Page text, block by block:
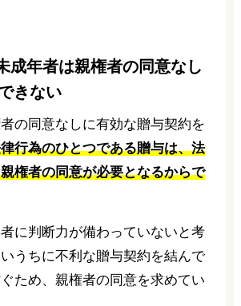
成年者は親権者の同意なし
きない
の同意なしに有効な贈与契約を
行為のひとつである贈与は、法
権者の同意が必要となるからで
に判断力が備わっていないと考
うちに不利な贈与契約を結んで
ため、親権者の同意を求めてい